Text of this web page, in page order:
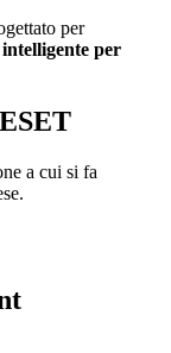
per
per
a cui si fa